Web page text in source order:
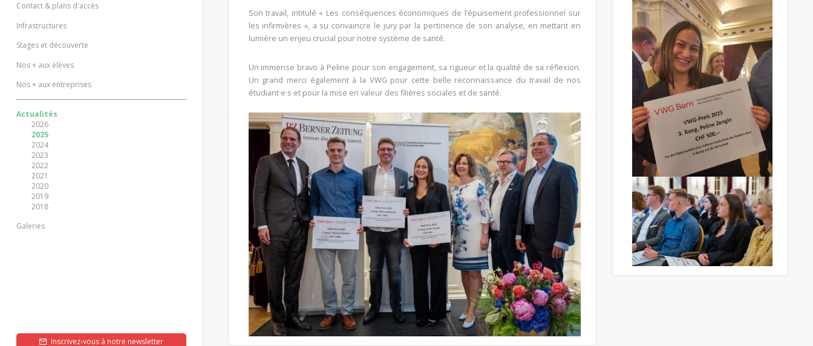
Son travail, intitulé « Les conséquences économiques de l’épuisement professionnel sur
les infirmières », a su convaincre le jury par la pertinence de son analyse, en mettant en
lumière un enjeu crucial pour notre système de santé.
Un immense bravo à Peline pour son engagement, sa rigueur et la qualité de sa réflexion.
Un grand merci également à la VWG pour cette belle reconnaissance du travail de nos
étudiant·e·s et pour la mise en valeur des filières sociales et de santé.
Contact & plans d'accès
Infrastructures
Stages et découverte
Nos + aux élèves
Nos + aux entreprises
Actualités
2026
2025
2024
2023
2022
2021
2020
2019
2018
Galeries
Inscrivez-vous à notre newsletter